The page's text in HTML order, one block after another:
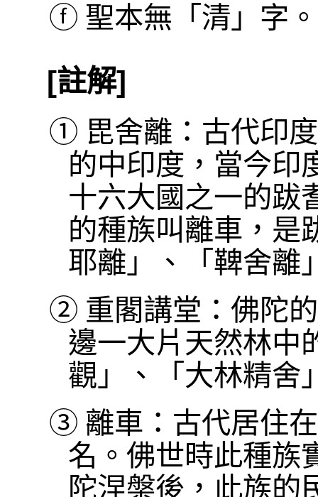
ⓕ 聖本無「清」字。
[註解]
① 毘舍離：古代印
的中印度，當今印
十六大國之一的跋
的種族叫離車，是
耶離」、「鞞舍離
② 重閣講堂：佛陀
邊一大片天然林中
觀」、「大林精舍
③ 離車：古代居住
名。佛世時此種族
陀涅槃後，此族的